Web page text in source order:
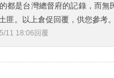
都是台灣總督府的記錄，而無
匪。以上倉促回覆，供您參考
/11 18:06回覆